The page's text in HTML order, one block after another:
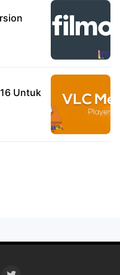
Untuk